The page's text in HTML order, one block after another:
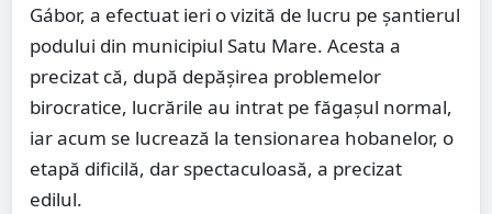
Gábor, a efectuat ieri o vizită de lucru pe șantierul
podului din municipiul Satu Mare. Acesta a
precizat că, după depășirea problemelor
birocratice, lucrările au intrat pe făgașul normal,
iar acum se lucrează la tensionarea hobanelor, o
etapă dificilă, dar spectaculoasă, a precizat
edilul.